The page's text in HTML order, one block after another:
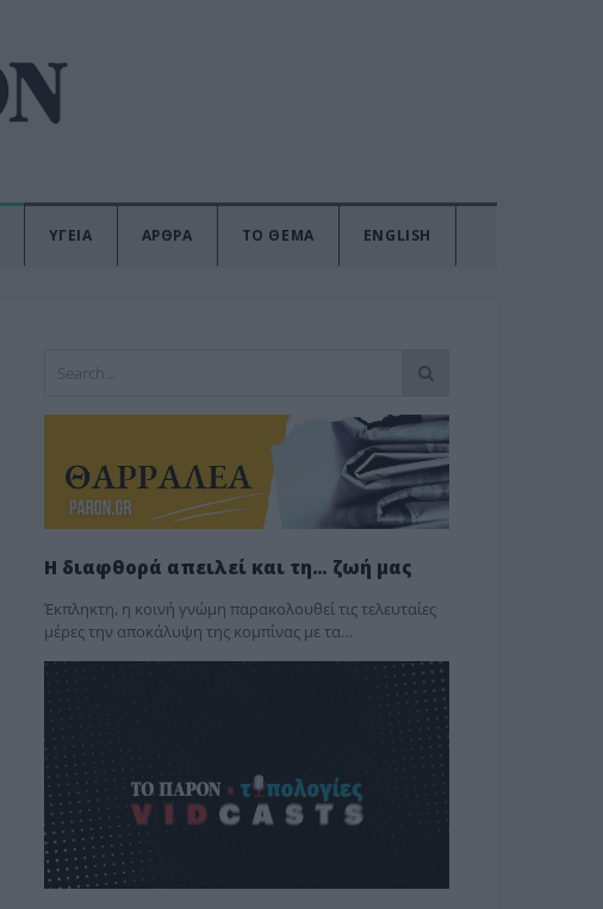
ΥΓΕΙΑ ΑΡΘΡΑ ΤΟ ΘΕΜΑ ENGLISH
Η διαφθορά απειλεί και τη… ζωή μας
Έκπληκτη, η κοινή γνώμη παρακολουθεί τις τελευταίες
μέρες την αποκάλυψη της κο­μπίνας με τα…